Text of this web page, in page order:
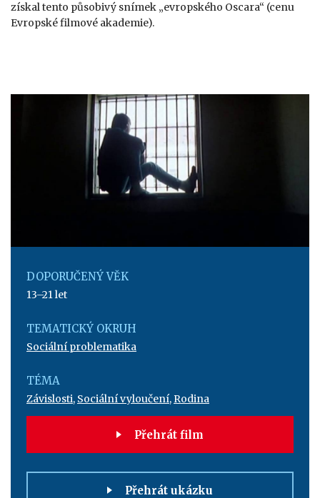
získal tento působivý snímek „evropského Oscara“ (cenu
Evropské filmové akademie).
DOPORUČENÝ VĚK
13–21 let
TEMATICKÝ OKRUH
Sociální problematika
TÉMA
Závislosti, Sociální vyloučení,Rodina
Přehrát film
Přehrát ukázku